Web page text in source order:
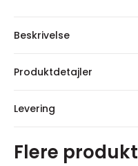
Beskrivelse
Produktdetajler
Levering
Flere